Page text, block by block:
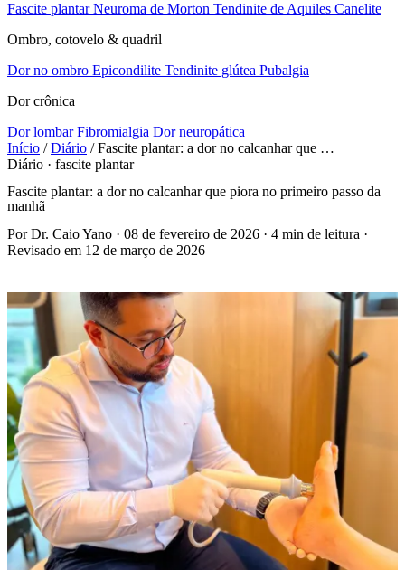
Fascite plantarNeuroma de Morton Tendinite de Aquiles Canelite
Ombro, cotovelo & quadril
Dor no ombro Epicondilite Tendinite glútea Pubalgia
Dor crônica
Dor lombarFibromialgia Dor neuropática
Início / Diário / Fascite plantar: a dor no calcanhar que …
Diário · fascite plantar
Fascite plantar: a dor no calcanhar que piora no primeiro passo da
manhã
Por Dr. Caio Yano · 08 de fevereiro de 2026 · 4 min de leitura ·
Revisado em 12 de março de 2026